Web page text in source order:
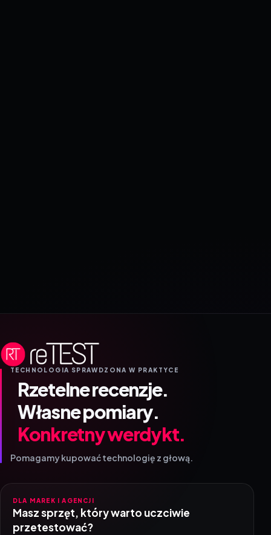
TECHNOLOGIA SPRAWDZONA W PRAKTYCE
Rzetelne recenzje.
Własne pomiary.
Konkretny werdykt.
Pomagamy kupować technologię z głową.
DLA MAREK I AGENCJI
Masz sprzęt, który warto uczciwie
przetestować?